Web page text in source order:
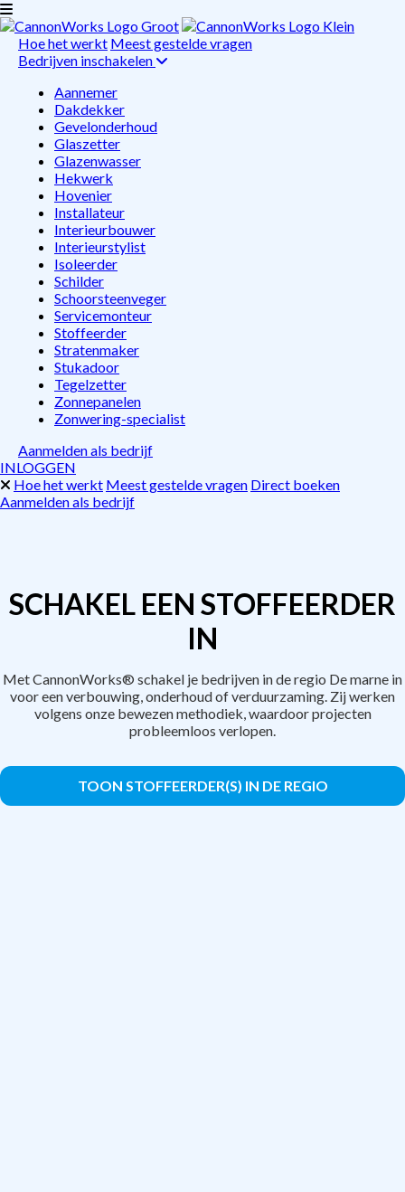
Hoe het werkt Meest gestelde vragen
Bedrijven inschakelen
Aannemer
Dakdekker
Gevelonderhoud
Glaszetter
Glazenwasser
Hekwerk
Hovenier
Installateur
Interieurbouwer
Interieurstylist
Isoleerder
Schilder
Schoorsteenveger
Servicemonteur
Stoffeerder
Stratenmaker
Stukadoor
Tegelzetter
Zonnepanelen
Zonwering-specialist
Aanmelden als bedrijf
INLOGGEN
Hoe het werkt Meest gestelde vragen Direct boeken
Aanmelden als bedrijf
SCHAKEL EEN STOFFEERDER
IN
Met CannonWorks® schakel je bedrijven in de regio De marne in
voor een verbouwing, onderhoud of verduurzaming. Zij werken
volgens onze bewezen methodiek, waardoor projecten
probleemloos verlopen.
TOON STOFFEERDER(S) IN DE REGIO